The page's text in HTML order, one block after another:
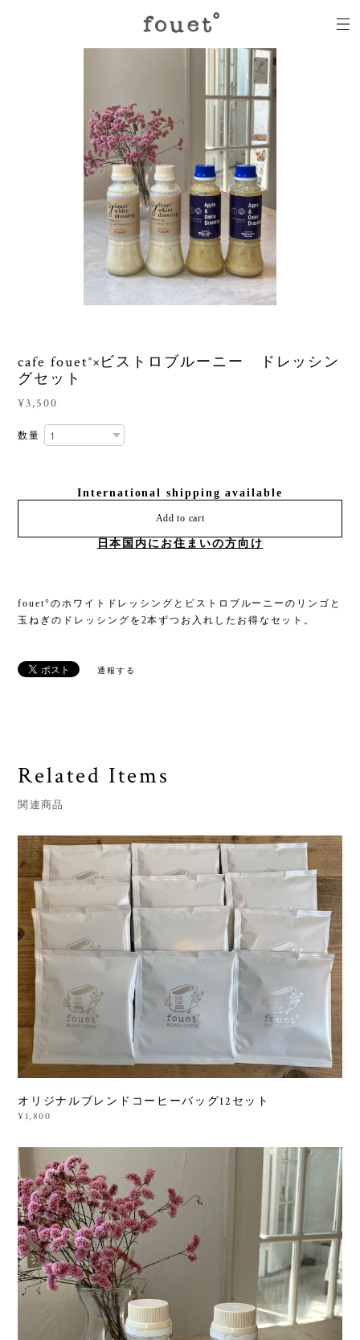
cafe fouet°×ビストロブルーニー ドレッシン
グセット
¥3,500
数量
International shipping available
Add to cart
日本国内にお住まいの方向け
fouet°のホワイトドレッシングとビストロブルーニーのリンゴと
玉ねぎのドレッシングを2本ずつお入れしたお得なセット。
通報する
Related Items
関連商品
オリジナルブレンドコーヒーバッグ12セット
¥1,800